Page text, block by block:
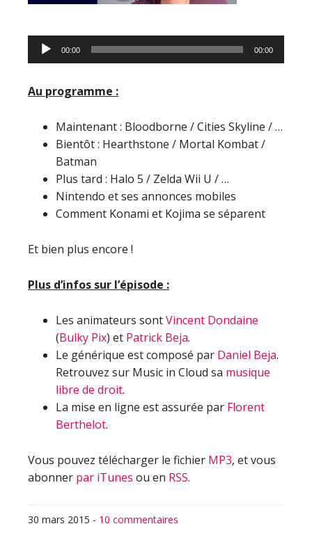
Lecteur
audio
00:00 00:00
Au programme :
Maintenant : Bloodborne / Cities Skyline / …
Bientôt : Hearthstone / Mortal Kombat /
Batman
Plus tard : Halo 5 / Zelda Wii U / …
Nintendo et ses annonces mobiles
Comment Konami et Kojima se séparent
Et bien plus encore !
Plus d’infos sur l’épisode :
Les animateurs sontVincent Dondaine
(Bulky Pix) et Patrick Beja.
Le générique est composé par Daniel Beja.
Retrouvez sur Music in Cloud sa musique
libre de droit.
La mise en ligne est assurée par Florent
Berthelot.
Vous pouvez télécharger le fichier MP3, et vous
abonner par iTunes ou en RSS.
30 mars 2015 - 10 commentaires